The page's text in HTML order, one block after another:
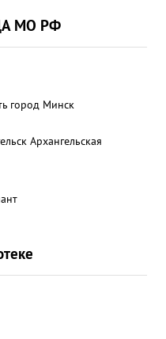
МО РФ
город Минск
Архангельская